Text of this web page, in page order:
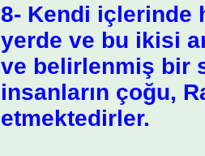
8- Kendi içlerinde
yerde ve bu ikisi
ve belirlenmiş bir
insanların çoğu,
etmektedirler.